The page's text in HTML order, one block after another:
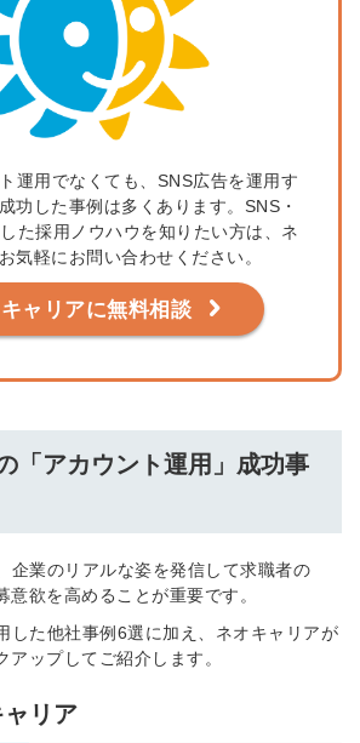
運用でなくても、SNS広告を運用す
功した事例は多くあります。SNS・
た採用ノウハウを知りたい方は、ネ
気軽にお問い合わせください。
ャリアに無料相談
「アカウント運用」成功事
企業のリアルな姿を発信して求職者の
意欲を高めることが重要です。
した他社事例6選に加え、ネオキャリアが
ップしてご紹介します。
リア